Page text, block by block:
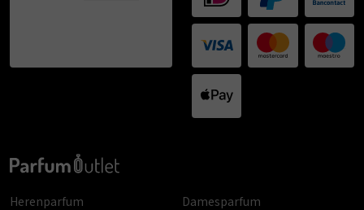
Herenparfum Damesparfum